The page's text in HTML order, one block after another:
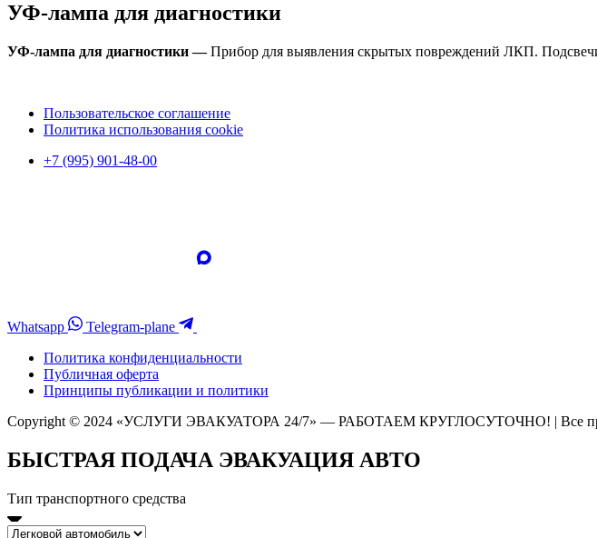
УФ-лампа для диагностики
УФ-лампа для диагностики —Прибор для выявления скрытых повреждений ЛКП.
Пользовательское соглашение
Политика использования cookie
+7 (995) 901-48-00
Whatsapp
Telegram-plane
Политика конфиденциальности
Публичная оферта
Принципы публикации и политики
Copyright © 2024 «УСЛУГИ ЭВАКУАТОРА 24/7» — РАБОТАЕМ КРУГЛОСУТОЧНО! | Все
БЫСТРАЯ ПОДАЧА ЭВАКУАЦИЯ АВТО
Тип транспортного средства